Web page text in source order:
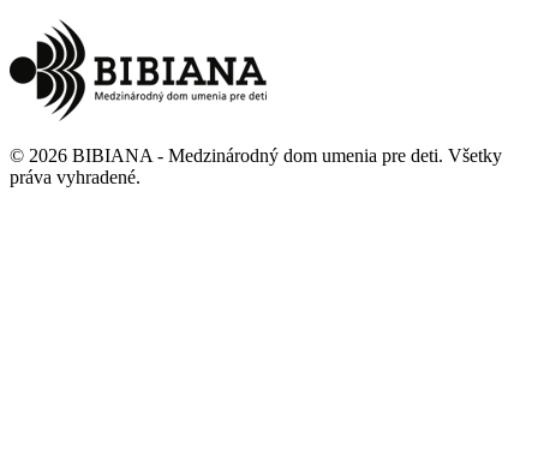
© 2026 BIBIANA - Medzinárodný dom umenia pre deti. Všetky
práva vyhradené.